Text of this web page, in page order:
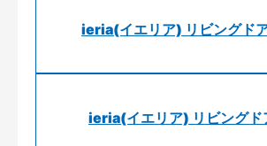
ieria(イエリア) リビングド
ieria(イエリア) リビングド